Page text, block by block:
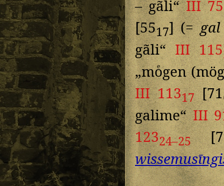
– gãli“III 75
[5517] (=gal
gãli“III 115
„moͤgen
III 11317[71
galime“III
12324–25